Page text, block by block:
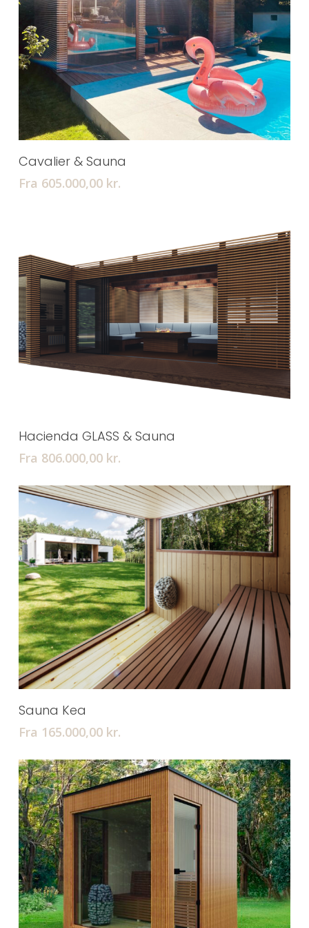
Cavalier & Sauna
Fra 605.000,00 kr.
Tilføj Til Kurv
Hacienda GLASS & Sauna
Fra 806.000,00 kr.
Sauna Kea
Fra 165.000,00 kr.